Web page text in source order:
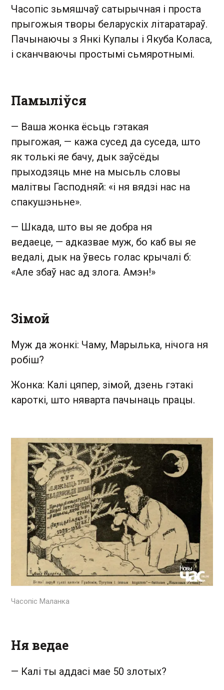
Часопіс зьмяшчаў сатырычная і проста
прыгожыя творы беларускіх літаратараў.
Пачынаючы з Янкі Купалы і Якуба Коласа,
і сканчваючы простымі сьмяротнымі.
Памыліўся
— Ваша жонка ёсьць гэтакая
прыгожая, — кажа сусед да суседа, што
як толькі яе бачу, дык заўсёды
прыходзяць мне на мысьль словы
малітвы Гасподняй: «і ня вядзі нас на
спакушэньне».
— Шкада, што вы яе добра ня
ведаеце, — адказвае муж, бо каб вы яе
ведалі, дык на ўвесь голас крычалі б:
«Але збаў нас ад злога. Амэн!»
Зімой
Муж да жонкі: Чаму, Марылька, нічога ня
робіш?
Жонка: Калі цяпер, зімой, дзень гэтакі
кароткі, што няварта пачынаць працы.
Часопіс Маланка
Ня ведае
— Калі ты аддасі мае 50 злотых?